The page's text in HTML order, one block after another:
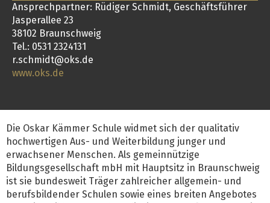
Ansprechpartner: Rüdiger Schmidt, Geschäftsführer
Jasperallee 23
38102 Braunschweig
Tel.: 0531 2324131
r.schmidt@oks.de
www.oks.de
Die Oskar Kämmer Schule widmet sich der qualitativ
hochwertigen Aus- und Weiterbildung junger und
erwachsener Menschen. Als gemeinnützige
Bildungsgesellschaft mbH mit Hauptsitz in Braunschweig
ist sie bundesweit Träger zahlreicher allgemein- und
berufsbildender Schulen sowie eines breiten Angebotes